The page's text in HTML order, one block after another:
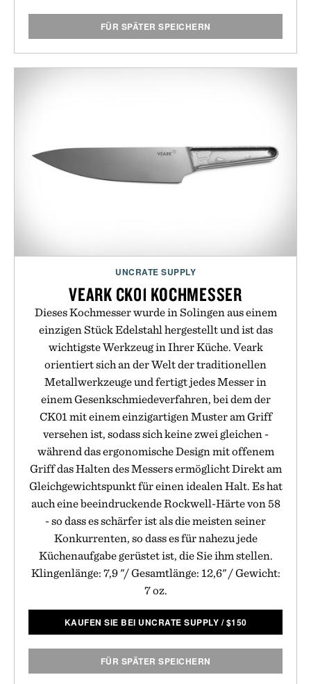
FÜR SPÄTER SPEICHERN
UNCRATE SUPPLY
VEARK CK01 KOCHMESSER
Dieses Kochmesser wurde in Solingen aus einem
einzigen Stück Edelstahl hergestellt und ist das
wichtigste Werkzeug in Ihrer Küche. Veark
orientiert sich an der Welt der traditionellen
Metallwerkzeuge und fertigt jedes Messer in
einem Gesenkschmiedeverfahren, bei dem der
CK01 mit einem einzigartigen Muster am Griff
versehen ist, sodass sich keine zwei gleichen -
während das ergonomische Design mit offenem
Griff das Halten des Messers ermöglicht Direkt am
Gleichgewichtspunkt für einen idealen Halt. Es hat
auch eine beeindruckende Rockwell-Härte von 58
- so dass es schärfer ist als die meisten seiner
Konkurrenten, so dass es für nahezu jede
Küchenaufgabe gerüstet ist, die Sie ihm stellen.
Klingenlänge: 7,9 "/ Gesamtlänge: 12,6" / Gewicht:
7 oz.
KAUFEN SIE BEI UNCRATE SUPPLY /$150
FÜR SPÄTER SPEICHERN